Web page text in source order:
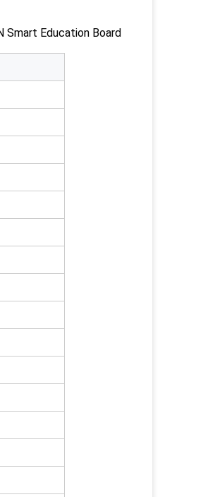
Smart Education Board